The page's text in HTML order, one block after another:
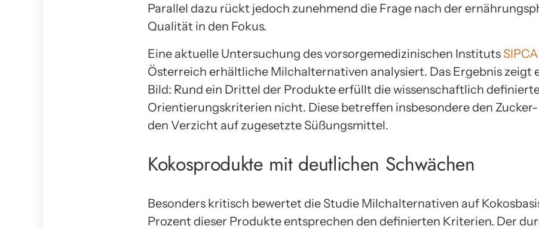
Parallel dazu rückt jedoch zunehmend die Frage nach der
Qualität in den Fokus.
Eine aktuelle Untersuchung des vorsorgemedizinischen Instituts
Österreich erhältliche Milchalternativen analysiert. Das Ergebnis zeigt
Bild: Rund ein Drittel der Produkte erfüllt die wissenschaftlich
Orientierungskriterien nicht. Diese betreffen insbesondere den
den Verzicht auf zugesetzte Süßungsmittel.
Kokosprodukte mit deutlichen Schwächen
Besonders kritisch bewertet die Studie Milchalternativen auf
Prozent dieser Produkte entsprechen den definierten Kriterien. Der